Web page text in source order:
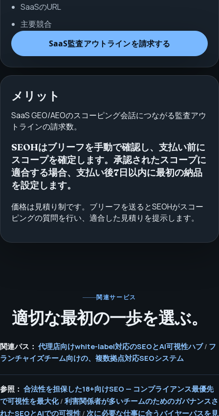
SaaSのURL
主要競合
SaaS監査アウトラインを請求する
メリット
SaaS GEO/AEOのスコーピング会話につながる監査アウ
トラインの請求数。
SEOHはブリーフを手動で確認し、支払い前に
スコープを確定します。承認されたスコープに
適合する場合、支払い後7日以内に最初の納品
を設定します。
価格は見積り制です。ブリーフを送るとSEOHがスコー
ピングの質問を行い、適合した見積りを提示します。
関連サービス
適切な最初の一歩を選ぶ。
関連パス： 代理店向けwhite-label対応のSEOとAI可視性ハブ/ フ
ランチャイズチーム向けの、複数拠点対応SEOシステム
参照： 合法性を担保した18+向けSEO — コンプライアンス最優先
で可視性を最大化/ 利害関係者が多いチームのためのガバナンスさ
れたSEOとAIでの可視性 / 次に必要な仕事に合うバイヤーパスを見